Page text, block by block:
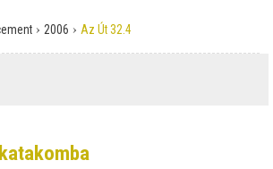
› 2006 › Az Út 32.4